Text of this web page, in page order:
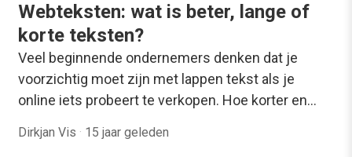
Webteksten: wat is beter, lange of
korte teksten?
Veel beginnende ondernemers denken dat je
voorzichtig moet zijn met lappen tekst als je
online iets probeert te verkopen. Hoe korter en…
Dirkjan Vis · 15 jaar geleden